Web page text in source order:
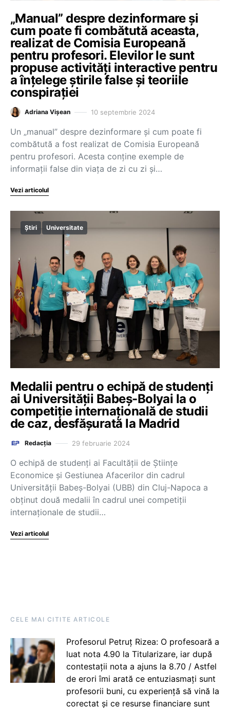
„Manual” despre dezinformare și
cum poate fi combătută aceasta,
realizat de Comisia Europeană
pentru profesori. Elevilor le sunt
propuse activități interactive pentru
a înțelege știrile false și teoriile
conspirației
Adriana Vișean 10 septembrie 2024
Un „manual” despre dezinformare și cum poate fi
combătută a fost realizat de Comisia Europeană
pentru profesori. Acesta conține exemple de
informații false din viața de zi cu zi și…
Vezi articolul
Știri Universitate
Medalii pentru o echipă de studenți
ai Universității Babeș-Bolyai la o
competiție internațională de studii
de caz, desfășurată la Madrid
Redacția 29 februarie 2024
O echipă de studenți ai Facultății de Științe
Economice și Gestiunea Afacerilor din cadrul
Universității Babeș-Bolyai (UBB) din Cluj-Napoca a
obținut două medalii în cadrul unei competiții
internaționale de studii…
Vezi articolul
CELE MAI CITITE ARTICOLE
Profesorul Petruț Rizea: O profesoară a
luat nota 4.90 la Titularizare, iar după
contestații nota a ajuns la 8.70 / Astfel
de erori îmi arată ce entuziasmați sunt
profesorii buni, cu experiență să vină la
corectat și ce resurse financiare sunt